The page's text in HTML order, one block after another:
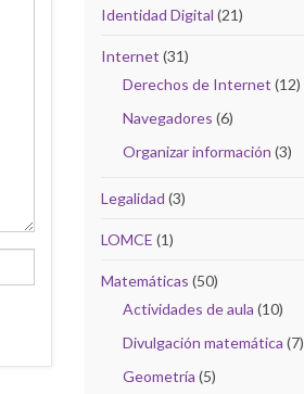
Identidad Digital (21)
Internet (31)
Derechos de Internet (12)
Navegadores (6)
Organizar información (3)
Legalidad (3)
LOMCE (1)
Matemáticas (50)
Actividades de aula (10)
Divulgación matemática (7)
Geometría (5)